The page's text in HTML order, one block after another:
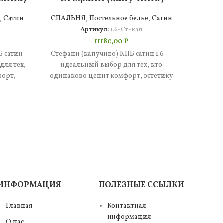
, Сатин
сатин
тех,
КПБ сатин 1.6
СПАЛЬНЯ, Постельное белье, Сатин
Артикул: 1.6-Ст-кап
11180,00₽
Стефани (капучино) КПБ сатин 1.6 —
идеальный выбор для тех, кто
одинаково ценит комфорт, эстетику
Главная
ПОЛЕЗНЫЕ ССЫЛКИ
Контактная
информация